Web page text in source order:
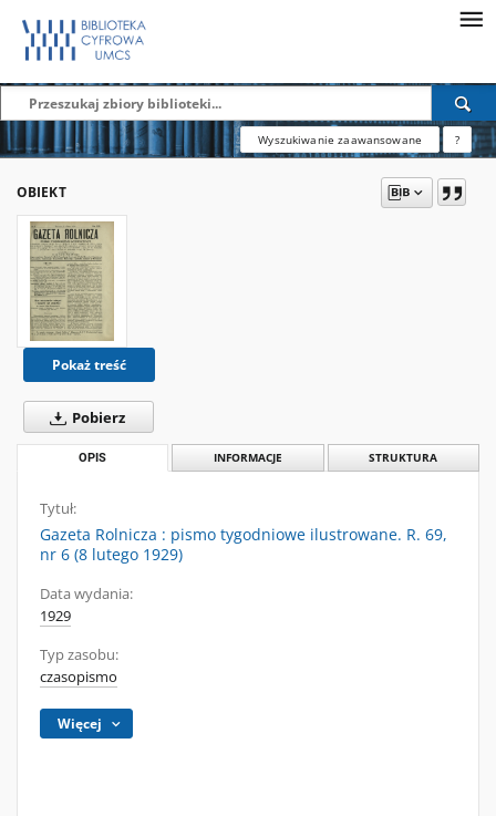
Wyszukiwanie zaawansowane ?
OBIEKT
Pokaż treść
Pobierz
OPIS INFORMACJE STRUKTURA
Tytuł:
Gazeta Rolnicza : pismo tygodniowe ilustrowane. R. 69,
nr 6 (8 lutego 1929)
Data wydania:
1929
Typ zasobu:
czasopismo
Więcej